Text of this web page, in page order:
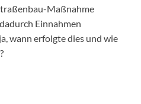
Maßnahme
Einnahmen
wann erfolgte dies und wie